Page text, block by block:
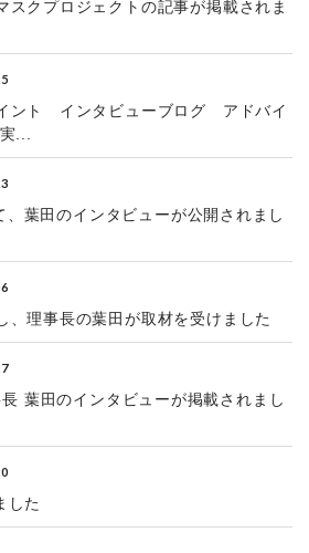
スクプロジェクトの記事が掲載されま
ント インタビューブログ アドバイ
...
葉田のインタビューが公開されまし
、理事長の葉田が取材を受けました
葉田のインタビューが掲載されまし
した